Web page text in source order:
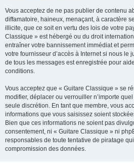
Vous acceptez de ne pas publier de contenu
diffamatoire, haineux, menaçant, à caractère
illicite, que ce soit en vertu des lois de votre
Classique » est hébergé ou du droit
entraîner votre bannissement immédiat et
votre fournisseur d’accès à Internet si nous le
de tous les messages est enregistrée pour
conditions.
Vous acceptez que « Guitare Classique » se
modifier, déplacer ou verrouiller n’importe
seule discrétion. En tant que membre, vous
informations que vous saisissez soient
Bien que ces informations ne soient pas
consentement, ni « Guitare Classique » ni
responsables de toute tentative de piratage
compromission des données.